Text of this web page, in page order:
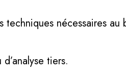
nécessaires
tiers.